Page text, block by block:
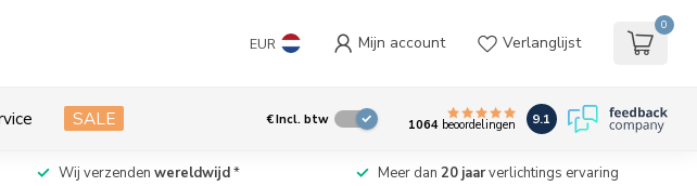
EUR Mijn account Verlanglijst
0
SALE €Incl. btw 1064beoordelingen 9.1
Wij verzenden wereldwijd* Meer dan 20 jaarverlichtings ervaring